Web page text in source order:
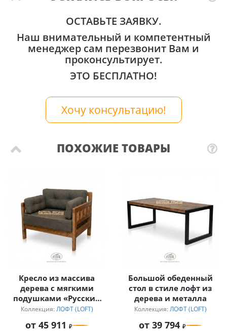
ОСТАВЬТЕ ЗАЯВКУ.
Наш внимательный и компетентный
менеджер сам перезвонит Вам и
проконсультирует.
ЭТО БЕСПЛАТНО!
Хочу консультацию!
ПОХОЖИЕ ТОВАРЫ
Кресло из массива
дерева с мягкими
подушками «Русский
лофт»
Коллекция: ЛОФТ (LOFT)
от 45 911
Большой обеденный
стол в стиле лофт из
дерева и металла
Коллекция: ЛОФТ (LOFT)
от 39 794